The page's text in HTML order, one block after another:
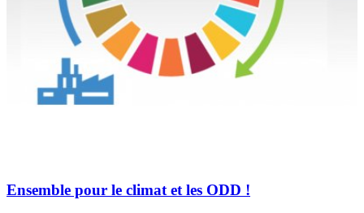
Ensemble pour le climat et les ODD !